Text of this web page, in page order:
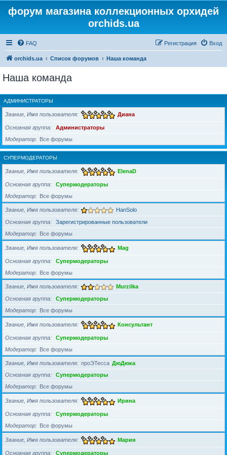
форум магазина коллекционных орхидей
orchids.ua
FAQ Вход
Регистрация
orchids.ua Список форумов Наша команда
Наша команда
АДМИНИСТРАТОРЫ
Звание, Имя пользователя Диана
Основная группа
Администраторы
Модератор
Все форумы
СУПЕРМОДЕРАТОРЫ
Звание, Имя пользователя ElenaD
Основная группа
Супермодераторы
Модератор
Все форумы
Звание, Имя пользователя HanSolo
Основная группа
Зарегистрированные пользователи
Модератор
Все форумы
Звание, Имя пользователя Mag
Основная группа
Супермодераторы
Модератор
Все форумы
Звание, Имя пользователя Murzilka
Основная группа
Супермодераторы
Модератор
Все форумы
Звание, Имя пользователя Консультант
Основная группа
Супермодераторы
Модератор
Все форумы
Звание, Имя пользователя проЭТесса ДюДюка
Основная группа
Супермодераторы
Модератор
Все форумы
Звание, Имя пользователя Ирина
Основная группа
Супермодераторы
Модератор
Все форумы
Звание, Имя пользователя Мария
Основная группа Супермодераторы